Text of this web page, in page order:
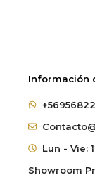
Información
Lun - Vie:
Showroom